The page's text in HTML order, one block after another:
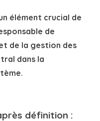
élément crucial de
de
de la gestion des
dans la
définition :